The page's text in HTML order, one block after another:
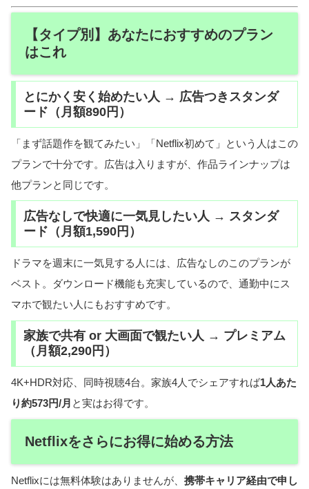
【タイプ別】あなたにおすすめのプラン
はこれ
とにかく安く始めたい人 → 広告つきスタンダ
ード（月額890円）
「まず話題作を観てみたい」「Netflix初めて」という人はこの
プランで十分です。広告は入りますが、作品ラインナップは
他プランと同じです。
広告なしで快適に一気見したい人 → スタンダ
ード（月額1,590円）
ドラマを週末に一気見する人には、広告なしのこのプランが
ベスト。ダウンロード機能も充実しているので、通勤中にス
マホで観たい人にもおすすめです。
家族で共有 or 大画面で観たい人 → プレミアム
（月額2,290円）
4K+HDR対応、同時視聴4台。家族4人でシェアすれば1人あた
り約573円/月 と実はお得です。
Netflixをさらにお得に始める方法
Netflixには無料体験はありませんが、 携帯キャリア経由で申し